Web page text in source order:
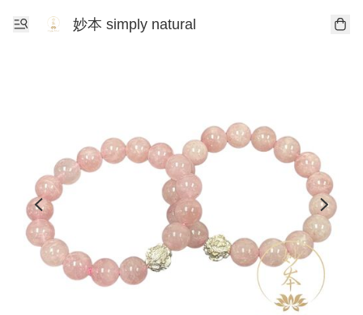
妙本 simply natural